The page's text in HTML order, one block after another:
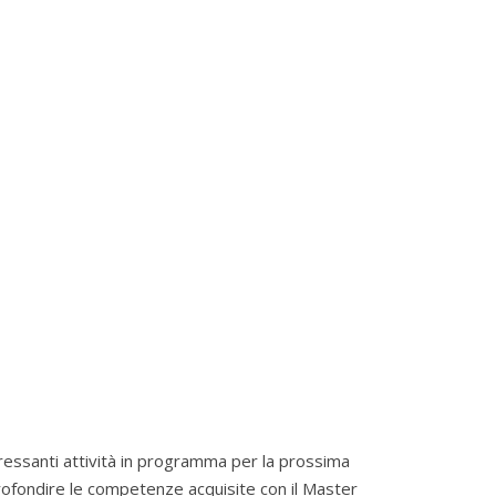
attività in programma per la prossima
le competenze acquisite con il Master